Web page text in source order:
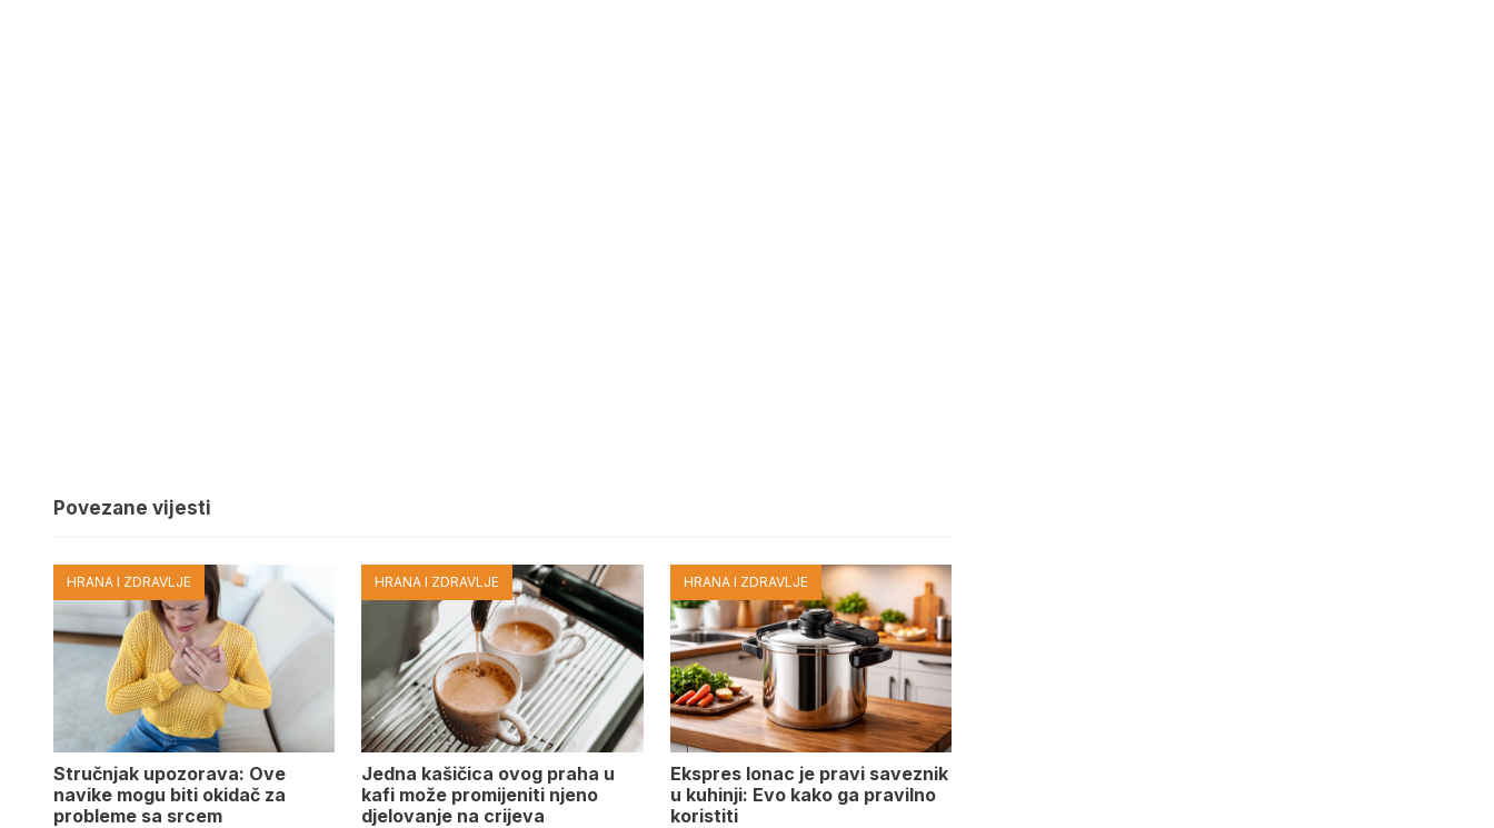
Povezane vijesti
HRANA I ZDRAVLJE
Stručnjak upozorava: Ove
navike mogu biti okidač za
probleme sa srcem
HRANA I ZDRAVLJE
Jedna kašičica ovog praha u
kafi može promijeniti njeno
djelovanje na crijeva
HRANA I ZDRAVLJE
Ekspres lonac je pravi saveznik
u kuhinji: Evo kako ga pravilno
koristiti